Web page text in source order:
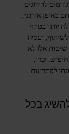
לדירוגים
באופן אורגני.
יותר בטווח
ועסקו
שיטות אלו לא
זכרו,
לפתרונות
בכל